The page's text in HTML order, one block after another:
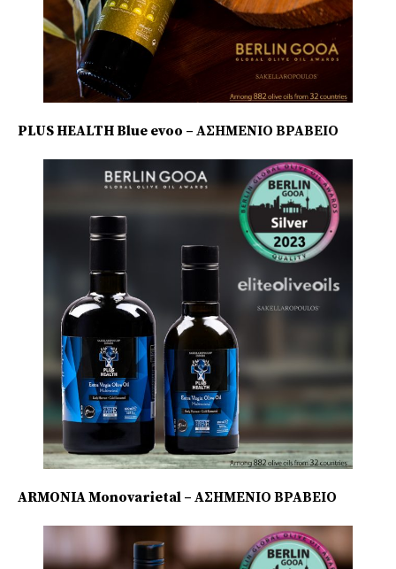
PLUS HEALTH Blue evoo – ΑΣΗΜΕΝΙΟ ΒΡΑΒΕΙΟ
ARMONIA Monovarietal – ΑΣΗΜΕΝΙΟ ΒΡΑΒΕΙΟ